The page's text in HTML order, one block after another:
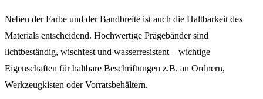
Neben der Farbe und der Bandbreite ist auch die Haltbarkeit des
Materials entscheidend. Hochwertige Prägebänder sind
lichtbeständig, wischfest und wasserresistent – wichtige
Eigenschaften für haltbare Beschriftungen z.B. an Ordnern,
Werkzeugkisten oder Vorratsbehältern.